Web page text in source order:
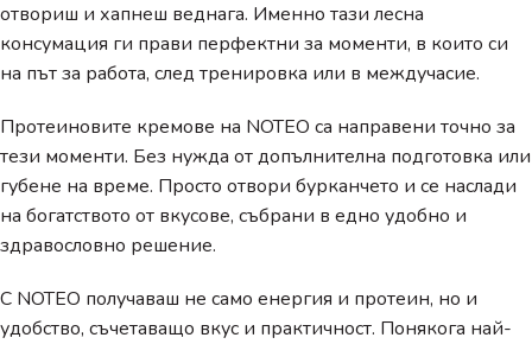
отвориш и хапнеш веднага. Именно тази лесна
консумация ги прави перфектни за моменти, в които си
на път за работа, след тренировка или в междучасие.
Протеиновите кремове на NOTEO са направени точно за
тези моменти. Без нужда от допълнителна подготовка или
губене на време. Просто отвори бурканчето и се наслади
на богатството от вкусове, събрани в едно удобно и
здравословно решение.
С NOTEO получаваш не само енергия и протеин, но и
удобство, съчетаващо вкус и практичност. Понякога най-